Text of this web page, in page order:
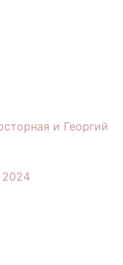
и Георгий